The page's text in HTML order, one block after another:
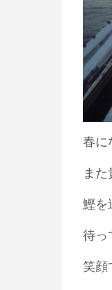
春に
また
鰹を
待っ
笑顔